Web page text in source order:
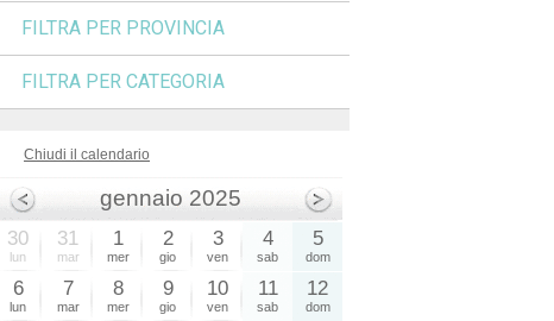
FILTRA PER PROVINCIA
FILTRA PER CATEGORIA
Chiudi il calendario
gennaio 2025
30
lun
31
mar
1
mer
2
gio
3
ven
4
sab
5
dom
6
lun
7
mar
8
mer
9
gio
10
ven
11
sab
12
dom